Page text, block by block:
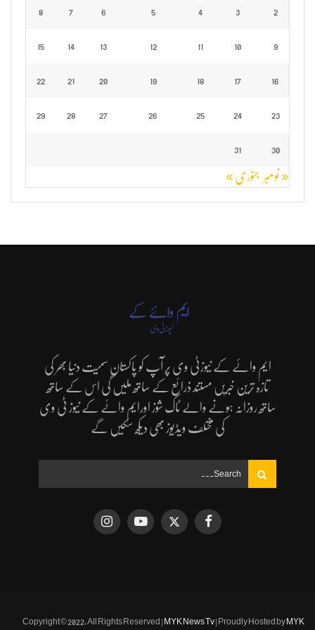
2
3
4
5
6
7
8
9
10
11
12
13
14
15
16
17
18
19
20
21
22
23
24
25
26
27
28
29
30
31
« نومبر جنوری »
ایم وائے کے نیوزٹی وی پر آپ کو پاکستان سمیت دنیا بھر کی
تازہ ترین خبریں مستند ذرائع کے ساتھ ملیں گی اس کے ساتھ
ساتھ روزانہ ہونے والے ٹاک شوز اورایم وائے کے نیوز ٹی وی
کی مختلف ویڈیوز بھی دیکھ سکیں گے
Copyright © 2022, All Rights Reserved | MYK News Tv | Proudly Hosted by MYK